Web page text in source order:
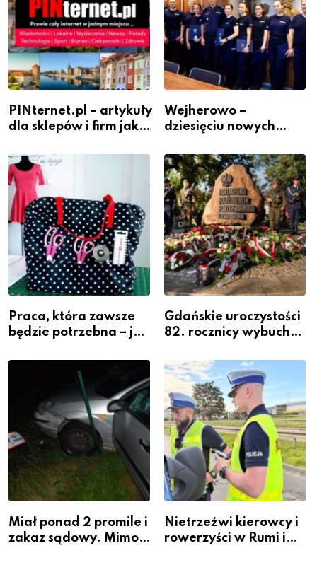
PINternet.pl – artykuły
dla sklepów i firm jako
widoczność
Wejherowo –
dziesięciu nowych
szeregach Komendy
Powiatowej
Praca, która zawsze
będzie potrzebna – jak
zawodem przyszłości i
gdzie się go nauczyć?
Gdańskie uroczystości
82. rocznicy wybuchu
Warszawskiego
Miał ponad 2 promile i
zakaz sądowy. Mimo
Nietrzeźwi kierowcy i
rowerzyści w Rumi i